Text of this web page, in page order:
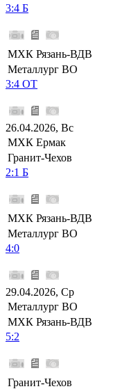
3:4 Б
МХК Рязань-ВДВ
Металлург ВО
3:4 ОТ
26.04.2026, Вс
МХК Ермак
Гранит-Чехов
2:1 Б
МХК Рязань-ВДВ
Металлург ВО
4:0
29.04.2026, Ср
Металлург ВО
МХК Рязань-ВДВ
5:2
Гранит-Чехов